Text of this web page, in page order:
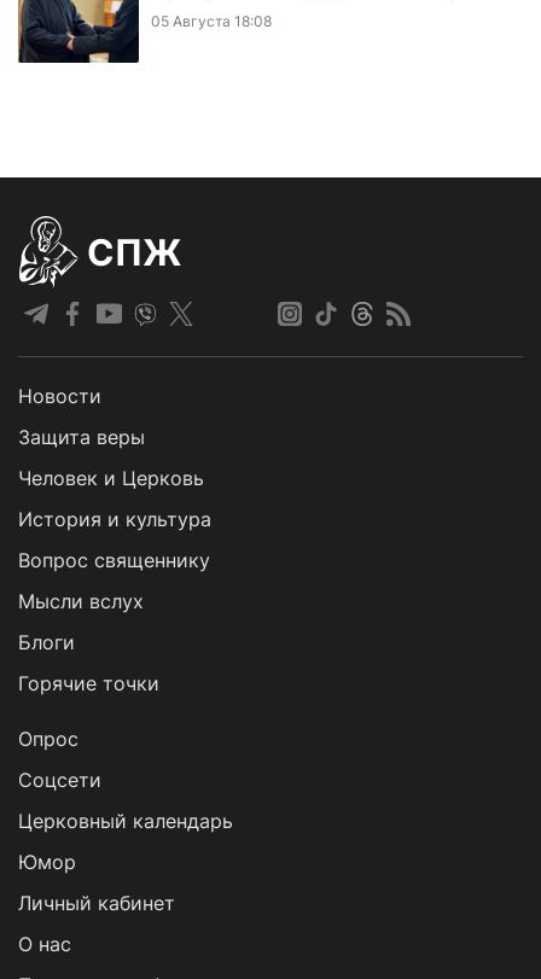
05 Августа 18:08
СПЖ
Новости
Защита веры
Человек и Церковь
История и культура
Вопрос священнику
Мысли вслух
Блоги
Горячие точки
Опрос
Cоцсети
Церковный календарь
Юмор
Личный кабинет
О нас